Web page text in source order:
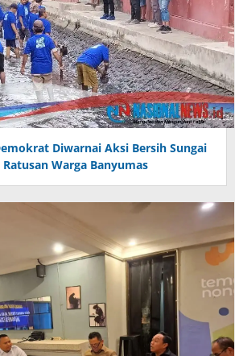
Diwarnai Aksi Bersih Sungai
Warga Banyumas